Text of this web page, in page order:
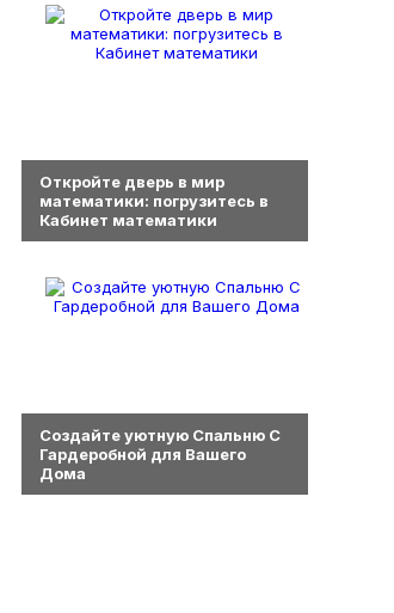
Откройте дверь в мир
математики: погрузитесь в
Кабинет математики
Создайте уютную Спальню С
Гардеробной для Вашего
Дома